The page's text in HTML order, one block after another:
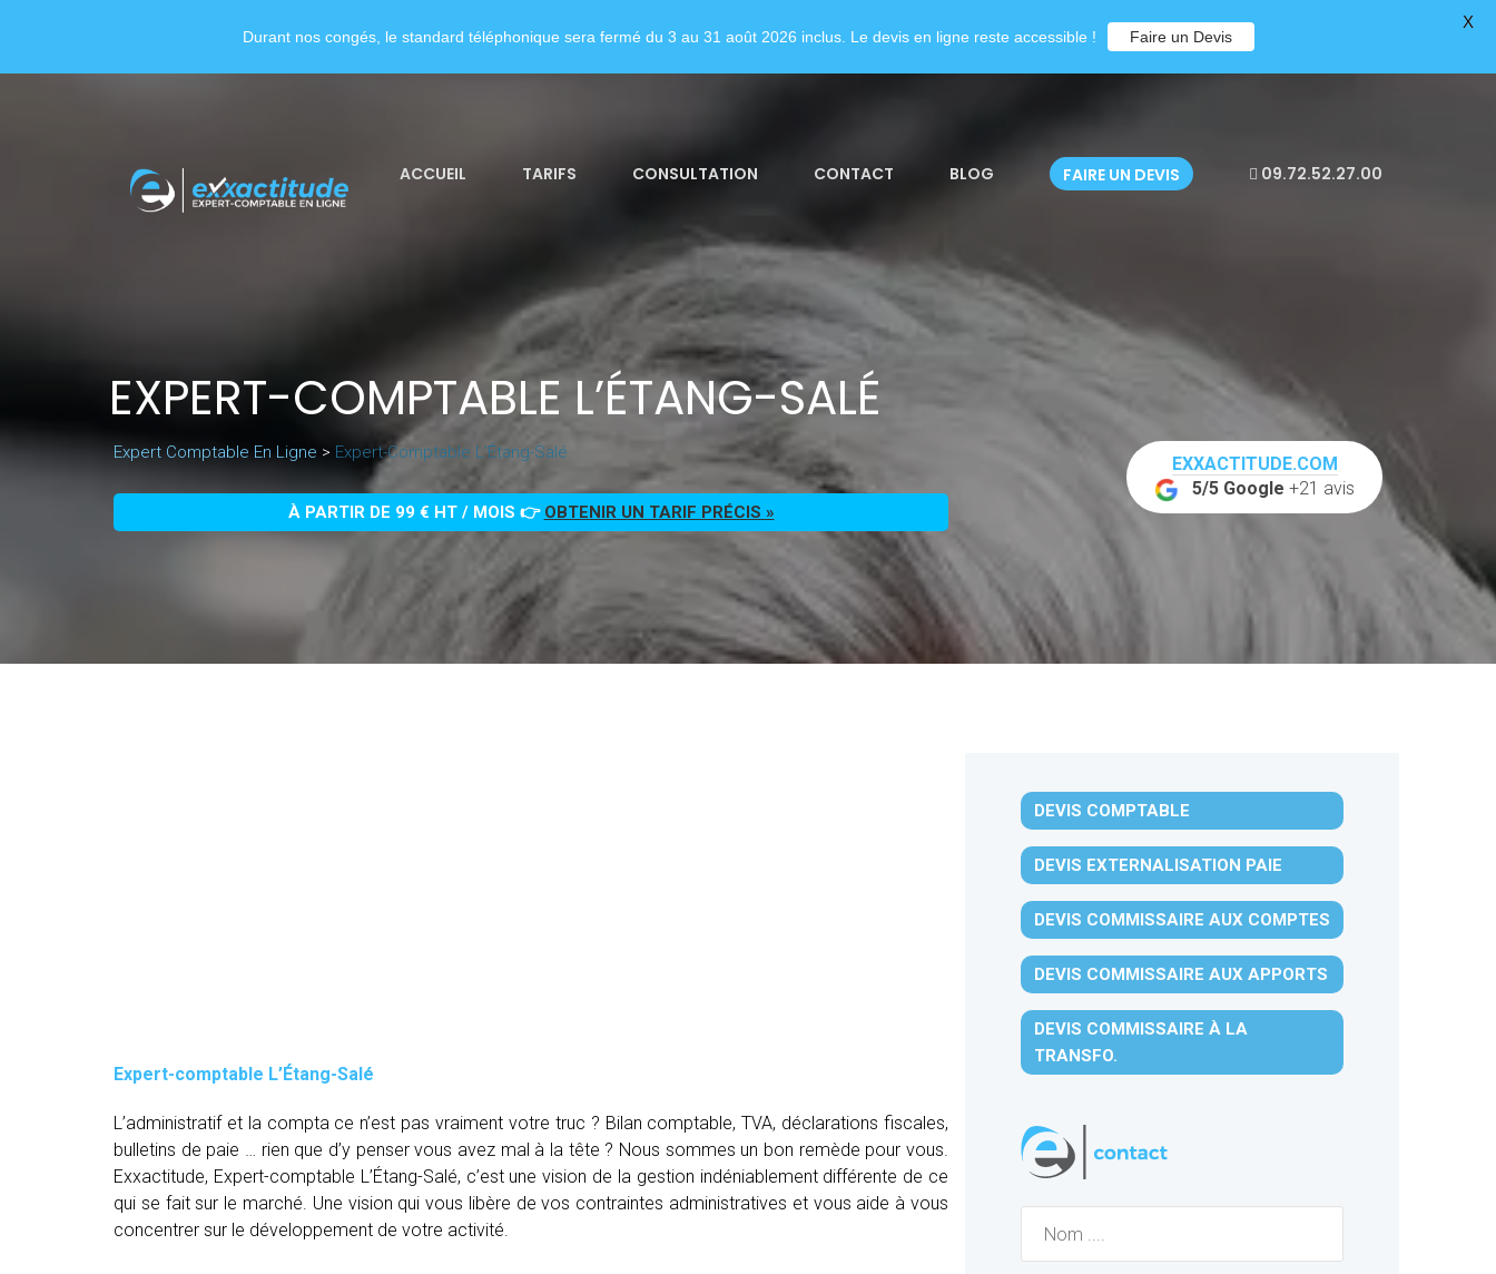
ACCUEIL TARIFS CONSULTATION CONTACT BLOG FAIRE UN DEVIS 09.72.52.27.00
EXPERT-COMPTABLE L’ÉTANG-SALÉ
Expert Comptable En Ligne > Expert-Comptable L’Étang-Salé
À PARTIR DE 99 € HT / MOIS 👉 OBTENIR UN TARIF PRÉCIS »
EXXACTITUDE.COM
5/5 Google +21 avis
Expert-comptable L’Étang-Salé
L’administratif et la compta ce n’est pas vraiment votre truc ? Bilan comptable, TVA, déclarations fiscales,
bulletins de paie … rien que d’y penser vous avez mal à la tête ? Nous sommes un bon remède pour vous.
Exxactitude, Expert-comptable L’Étang-Salé, c’est une vision de la gestion indéniablement différente de ce
qui se fait sur le marché. Une vision qui vous libère de vos contraintes administratives et vous aide à vous
concentrer sur le développement de votre activité.
DEVIS COMPTABLE
DEVIS EXTERNALISATION PAIE
DEVIS COMMISSAIRE AUX COMPTES
DEVIS COMMISSAIRE AUX APPORTS
DEVIS COMMISSAIRE À LA
TRANSFO.
Durant nos congés, le standard téléphonique sera fermé du 3 au 31 août 2026 inclus. Le devis en ligne reste accessible ! Faire un Devis
X